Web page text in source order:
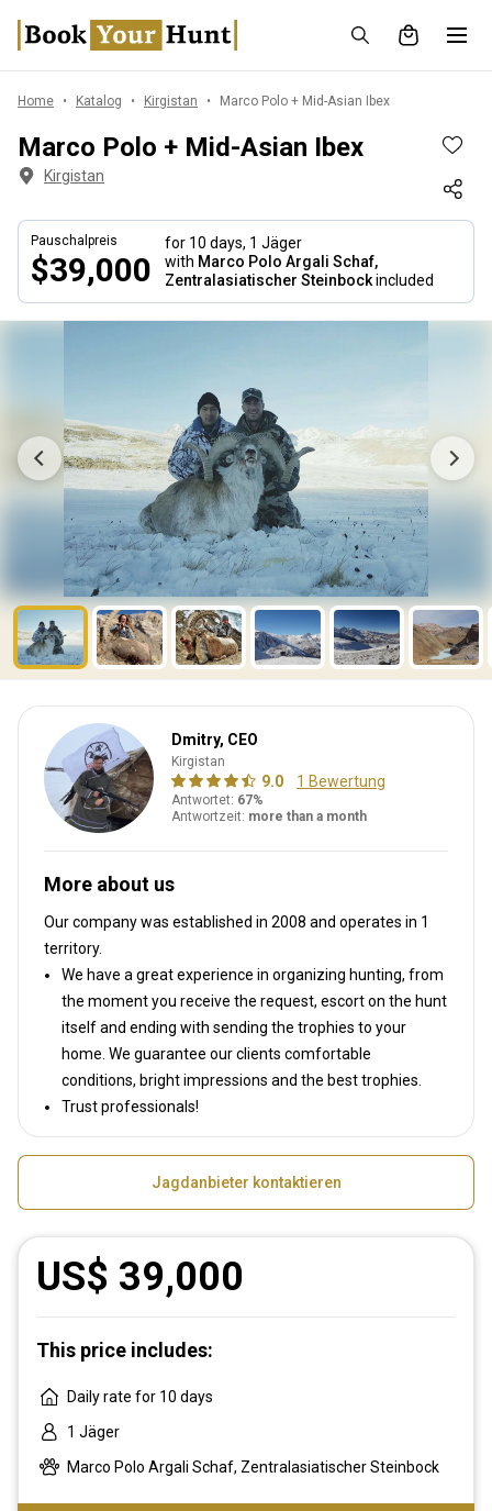
Home Katalog Kirgistan Marco Polo + Mid-Asian Ibex
Marco Polo + Mid-Asian Ibex
Kirgistan
Pauschalpreis
$39,000
for 10 days, 1 Jäger
with Marco Polo Argali Schaf,
Zentralasiatischer Steinbockincluded
Dmitry, CEO
Kirgistan
9.0 1 Bewertung
Antwortet: 67%
Antwortzeit: more than a month
More about us
Our company was established in 2008 and operates in 1
territory.
We have a great experience in organizing hunting, from
the moment you receive the request, escort on the hunt
itself and ending with sending the trophies to your
home. We guarantee our clients comfortable
conditions, bright impressions and the best trophies.
Trust professionals!
Jagdanbieter kontaktieren
US$ 39,000
This price includes:
Daily rate for 10 days
1 Jäger
Marco Polo Argali Schaf, Zentralasiatischer Steinbock